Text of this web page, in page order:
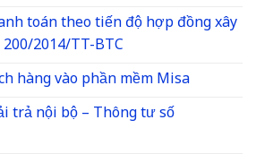
toán theo tiến độ hợp đồng xây
2014/TT-BTC
hàng vào phần mềm Misa
trả nội bộ – Thông tư số